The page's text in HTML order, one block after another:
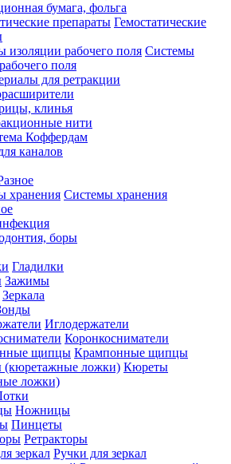
бумага, фольга
Гемостатические
Системы
поля
для ретракции
клинья
нити
Коффердам
каналов
Системы хранения
боры
Гладилки
Зажимы
Зеркала
Иглодержатели
Коронкосниматели
Крампонные щипцы
Кюреты
ложки)
Ножницы
Пинцеты
Ретракторы
Ручки для зеркал